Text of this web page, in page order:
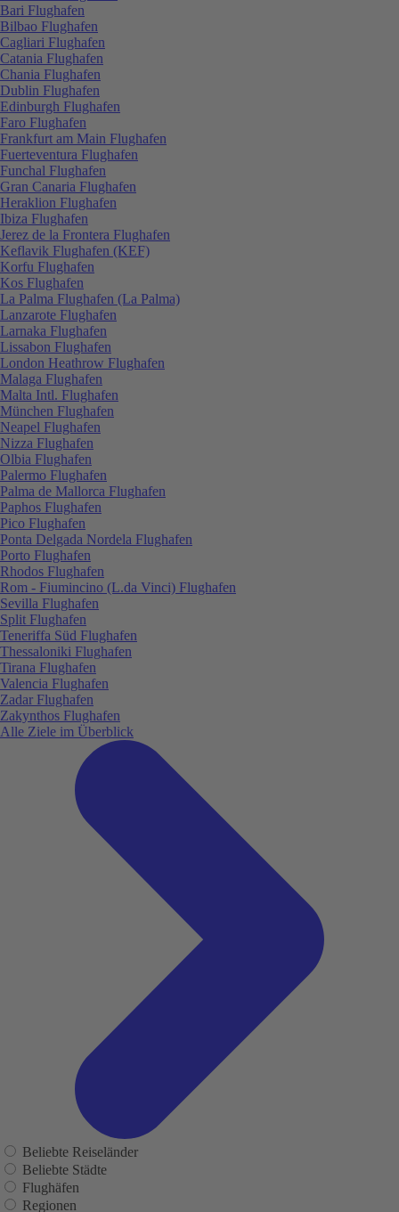
Bari Flughafen
Bilbao Flughafen
Cagliari Flughafen
Catania Flughafen
Chania Flughafen
Dublin Flughafen
Edinburgh Flughafen
Faro Flughafen
Frankfurt am Main Flughafen
Fuerteventura Flughafen
Funchal Flughafen
Gran Canaria Flughafen
Heraklion Flughafen
Ibiza Flughafen
Jerez de la Frontera Flughafen
Keflavik Flughafen (KEF)
Korfu Flughafen
Kos Flughafen
La Palma Flughafen (La Palma)
Lanzarote Flughafen
Larnaka Flughafen
Lissabon Flughafen
London Heathrow Flughafen
Malaga Flughafen
Malta Intl. Flughafen
München Flughafen
Neapel Flughafen
Nizza Flughafen
Olbia Flughafen
Palermo Flughafen
Palma de Mallorca Flughafen
Paphos Flughafen
Pico Flughafen
Ponta Delgada Nordela Flughafen
Porto Flughafen
Rhodos Flughafen
Rom - Fiumincino (L.da Vinci) Flughafen
Sevilla Flughafen
Split Flughafen
Teneriffa Süd Flughafen
Thessaloniki Flughafen
Tirana Flughafen
Valencia Flughafen
Zadar Flughafen
Zakynthos Flughafen
Alle Ziele im Überblick
Beliebte Reiseländer
Beliebte Städte
Flughäfen
Regionen